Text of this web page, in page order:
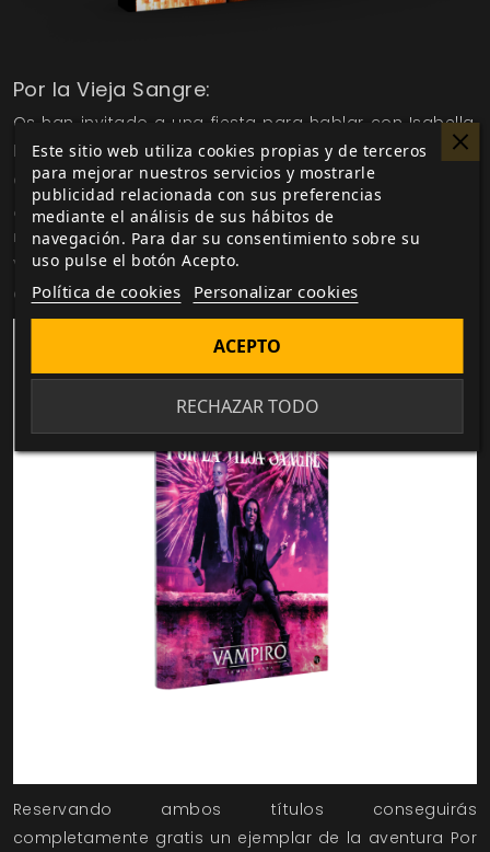
Por la Vieja Sangre:
Os han invitado a una fiesta para hablar con Isabella,
la amiga de un amigo. Está siendo acosada por
alguien que sabe demasiado sobre vampiros.
¿Podéis lidiar con este asunto antes de que dé la
medianoche? Por la Vieja Sangre es una historia para
Vampiro: La Mascarada para una coterie de entre
cuatro y seis Neonatos.
Reservando ambos títulos conseguirás
completamente gratis un ejemplar de la aventura Por
Este sitio web utiliza cookies propias y de terceros
para mejorar nuestros servicios y mostrarle
publicidad relacionada con sus preferencias
mediante el análisis de sus hábitos de
navegación. Para dar su consentimiento sobre su
uso pulse el botón Acepto.
Política de cookies Personalizar cookies
RECHAZAR TODO
ACEPTO